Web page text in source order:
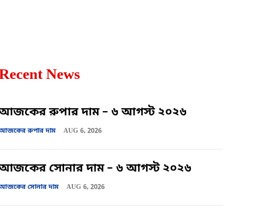
News
রুপার দাম – ৬ আগস্ট ২০২৬
রুপার দাম AUG 6, 2026
সোনার দাম – ৬ আগস্ট ২০২৬
সোনার দাম AUG 6, 2026